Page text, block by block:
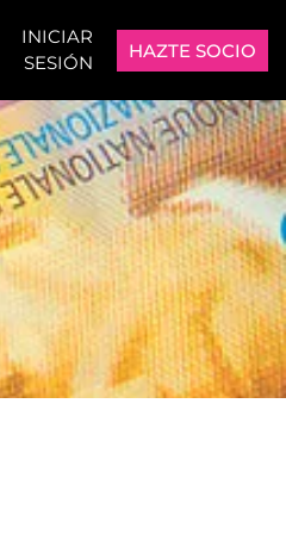
INICIAR
SESIÓN
HAZTE SOCIO